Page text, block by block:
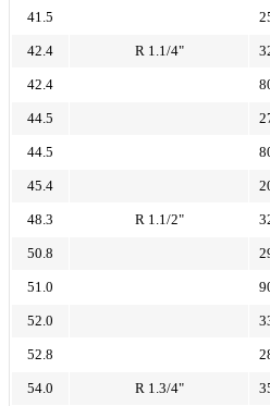
41.5
42.4 R 1.1/4"
42.4
44.5
44.5
45.4
48.3 R 1.1/2"
50.8
51.0
52.0
52.8
54.0 R 1.3/4"